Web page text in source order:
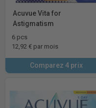
Acuvue Vita for
Astigmatism
6 pcs
12,92 € par mois
Comparez 4 prix